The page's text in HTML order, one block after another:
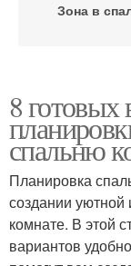
Зона в
мебель
8 готовых
спальню
Планировка
создании
комнате. В этой
вариантов